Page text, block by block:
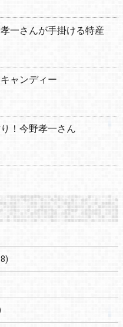
一さんが手掛ける特産
ャンディー
！今野孝一さん